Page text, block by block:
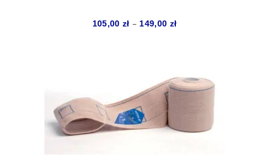
105,00 zł – 149,00 złZakres
do